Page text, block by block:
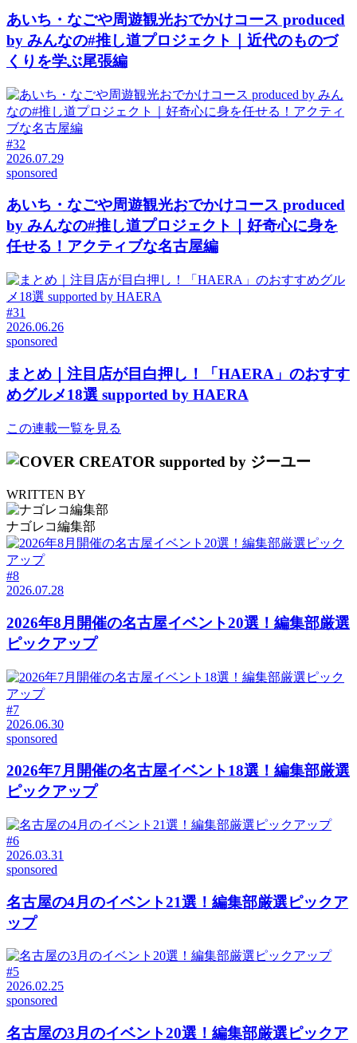
あいち・なごや周遊観光おでかけコース produced
by みんなの#推し道プロジェクト｜近代のものづ
くりを学ぶ尾張編
#32
2026.07.29
sponsored
あいち・なごや周遊観光おでかけコース produced
by みんなの#推し道プロジェクト｜好奇心に身を
任せる！アクティブな名古屋編
#31
2026.06.26
sponsored
まとめ｜注目店が目白押し！「HAERA」のおすす
めグルメ18選 supported by HAERA
この連載一覧を見る
WRITTEN BY
ナゴレコ編集部
#8
2026.07.28
2026年8月開催の名古屋イベント20選！編集部厳選
ピックアップ
#7
2026.06.30
sponsored
2026年7月開催の名古屋イベント18選！編集部厳選
ピックアップ
#6
2026.03.31
sponsored
名古屋の4月のイベント21選！編集部厳選ピックア
ップ
#5
2026.02.25
sponsored
名古屋の3月のイベント20選！編集部厳選ピックア